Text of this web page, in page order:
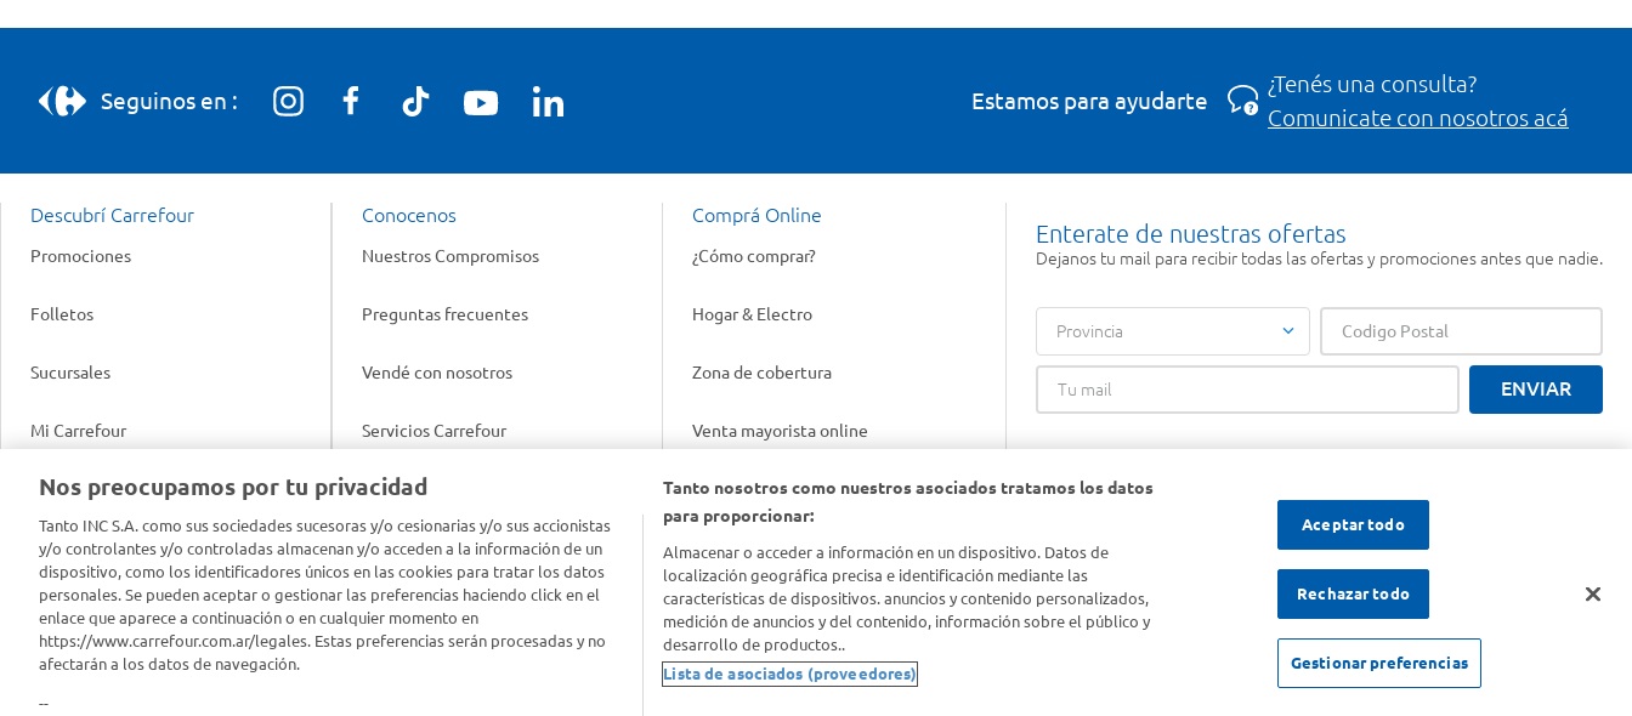
Seguinos en : Estamos para ayudarte
¿Tenés una consulta?
Comunicate con nosotros acá
Descubrí Carrefour
Promociones
Folletos
Sucursales
Mi Carrefour
Productos Carrefour
Tarjeta Mi Carrefour
Panel Carrefour
Puntos Verdes
Conocenos
Nuestros Compromisos
Preguntas frecuentes
Vendé con nosotros
Servicios Carrefour
Info útil
Tasas de interés
Contacto
Comprá Online
¿Cómo comprar?
Hogar & Electro
Zona de cobertura
Venta mayorista online
Gift cards empresariales
Enterate de nuestras ofertas
Dejanos tu mail para recibir todas las ofertas y promociones antes que nadie.
Provincia
ENVIAR
Nos preocupamos por tu privacidad
Tanto INC S.A. como sus sociedades sucesoras y/o cesionarias y/o sus accionistas
y/o controlantes y/o controladas almacenan y/o acceden a la información de un
dispositivo, como los identificadores únicos en las cookies para tratar los datos
personales. Se pueden aceptar o gestionar las preferencias haciendo click en el
enlace que aparece a continuación o en cualquier momento en
https://www.carrefour.com.ar/legales. Estas preferencias serán procesadas y no
afectarán a los datos de navegación.
--
Tanto nosotros como nuestros asociados tratamos los datos
para proporcionar:
Almacenar o acceder a información en un dispositivo. Datos de
localización geográfica precisa e identificación mediante las
características de dispositivos. anuncios y contenido personalizados,
medición de anuncios y del contenido, información sobre el público y
desarrollo de productos..
Lista de asociados (proveedores)
Aceptar todo
Rechazar todo
Gestionar preferencias